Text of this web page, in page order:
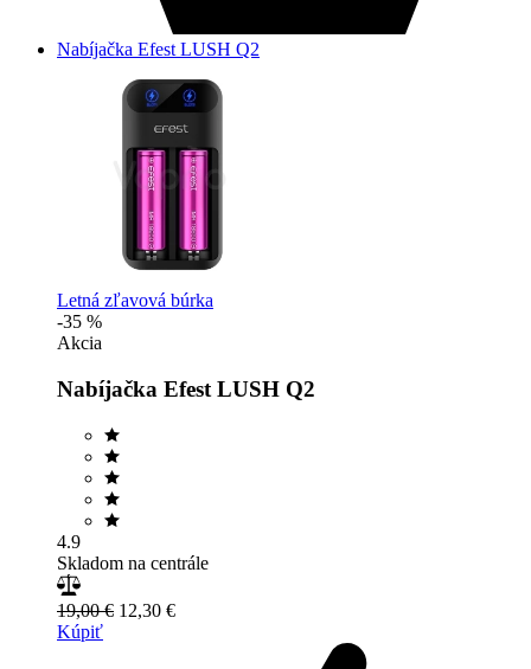
Nabíjačka Efest LUSH Q2
Letná zľavová búrka
-35 %
Akcia
Nabíjačka Efest LUSH Q2
4.9
Skladom na centrále
19,00 € 12,30 €
Kúpiť